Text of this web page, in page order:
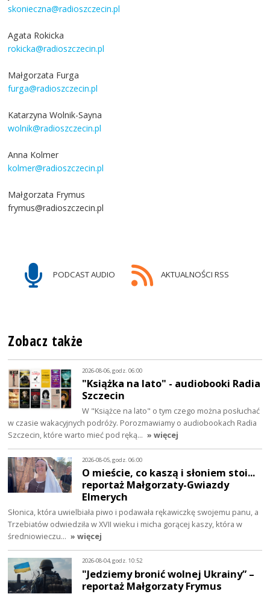
skonieczna@radioszczecin.pl
Agata Rokicka
rokicka@radioszczecin.pl
Małgorzata Furga
furga@radioszczecin.pl
Katarzyna Wolnik-Sayna
wolnik@radioszczecin.pl
Anna Kolmer
kolmer@radioszczecin.pl
Małgorzata Frymus
frymus@radioszczecin.pl
PODCAST AUDIO AKTUALNOŚCI RSS
Zobacz także
2026-08-06, godz. 06:00
"Książka na lato" - audiobooki Radia
Szczecin
W "Książce na lato" o tym czego można posłuchać
w czasie wakacyjnych podróży. Porozmawiamy o audiobookach Radia
Szczecin, które warto mieć pod ręką… » więcej
2026-08-05, godz. 06:00
O mieście, co kaszą i słoniem stoi...
reportaż Małgorzaty-Gwiazdy
Elmerych
Słonica, która uwielbiała piwo i podawała rękawiczkę swojemu panu, a
Trzebiatów odwiedziła w XVII wieku i micha gorącej kaszy, która w
średniowieczu… » więcej
2026-08-04, godz. 10:52
"Jedziemy bronić wolnej Ukrainy” –
reportaż Małgorzaty Frymus